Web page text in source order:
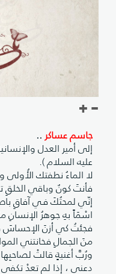
جاسم عساكر ..
إلى أمير العدل
عليه السلام ).
لا الماءُ نطفتك الأُولى
فأنتَ كونٌ وباقي الخلقِ
إنّي لمحتُكَ فـي آفاقِ
اسْمَاً بهِ جوهرُ الإنسانِ
فجئتُ كي أزنَ
منَ الجمالِ فخانتني
ورُبَّ أغنيةٍ قالتْ
دعني ، إذا لم تعدْ تكفي